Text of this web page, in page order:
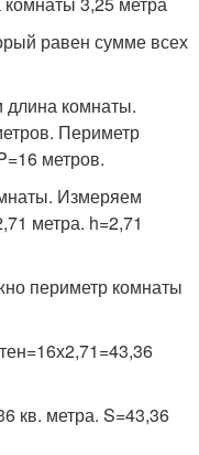
равен сумме всех
длина комнаты.
Периметр
метров.
Измеряем
метра. h=2,71
периметр комнаты
кв. метра. S=43,36